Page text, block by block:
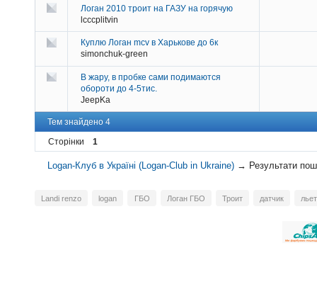
Логан 2010 троит на ГАЗУ на горячую
lcccplitvin
Куплю Логан mcv в Харькове до 6к
simonchuk-green
В жару, в пробке сами подимаются
обороти до 4-5тис.
JeepKa
Тем знайдено 4
Сторінки
1
Logan-Клуб в Україні (Logan-Club in Ukraine) → Результати
Landi renzo logan ГБО Логан ГБО Троит датчик